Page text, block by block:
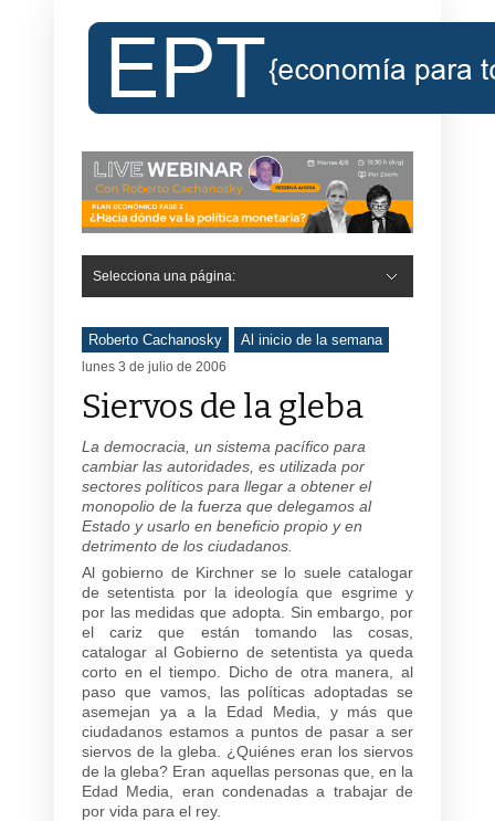
Selecciona una página:
Roberto Cachanosky Al inicio de la semana
lunes 3 de julio de 2006
Siervos de la gleba
La democracia, un sistema pacífico para
cambiar las autoridades, es utilizada por
sectores políticos para llegar a obtener el
monopolio de la fuerza que delegamos al
Estado y usarlo en beneficio propio y en
detrimento de los ciudadanos.
Al gobierno de Kirchner se lo suele catalogar
de setentista por la ideología que esgrime y
por las medidas que adopta. Sin embargo, por
el cariz que están tomando las cosas,
catalogar al Gobierno de setentista ya queda
corto en el tiempo. Dicho de otra manera, al
paso que vamos, las políticas adoptadas se
asemejan ya a la Edad Media, y más que
ciudadanos estamos a puntos de pasar a ser
siervos de la gleba. ¿Quiénes eran los siervos
de la gleba? Eran aquellas personas que, en la
Edad Media, eran condenadas a trabajar de
por vida para el rey.